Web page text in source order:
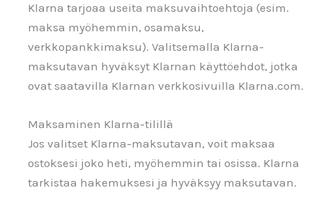
Klarna tarjoaa useita maksuvaihtoehtoja (esim.
maksa myöhemmin, osamaksu,
verkkopankkimaksu). Valitsemalla Klarna-
maksutavan hyväksyt Klarnan käyttöehdot, jotka
ovat saatavilla Klarnan verkkosivuilla Klarna.com.
Maksaminen Klarna-tilillä
Jos valitset Klarna-maksutavan, voit maksaa
ostoksesi joko heti, myöhemmin tai osissa. Klarna
tarkistaa hakemuksesi ja hyväksyy maksutavan.